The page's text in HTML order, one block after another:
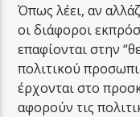
Όπως λέει, αν
οι διάφοροι
επαφίονται στην
πολιτικού
έρχονται στο
αφορούν τις